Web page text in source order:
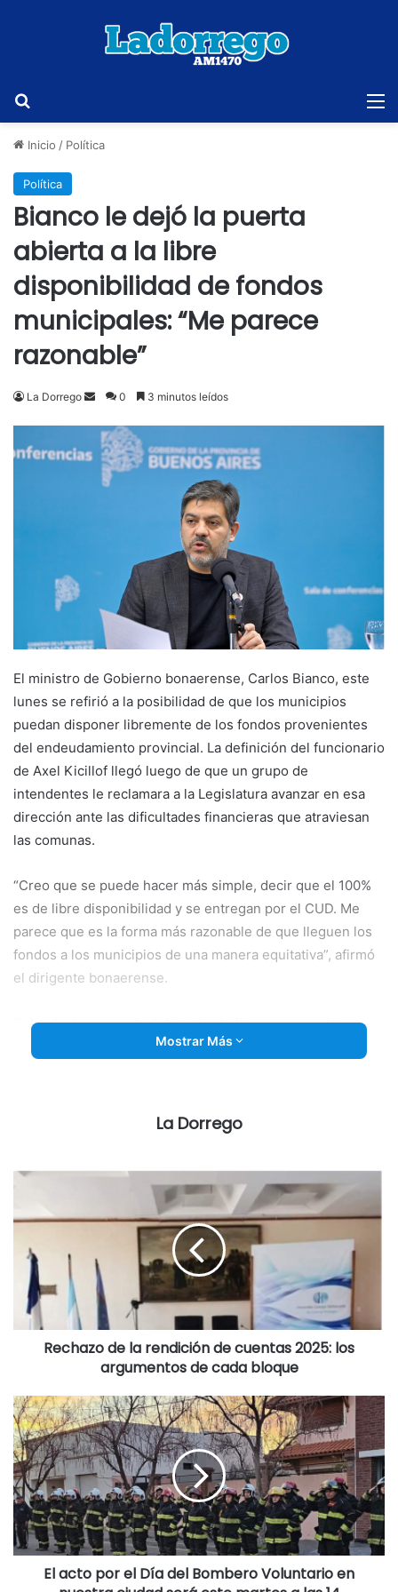
Inicio / Política
Política
Bianco le dejó la puerta
abierta a la libre
disponibilidad de fondos
municipales: “Me parece
razonable”
La Dorrego
Send
email
0 3 minutos leídos
El ministro de Gobierno bonaerense, Carlos Bianco, este
lunes se refirió a la posibilidad de que los municipios
puedan disponer libremente de los fondos provenientes
del endeudamiento provincial. La definición del funcionario
de Axel Kicillof llegó luego de que un grupo de
intendentes le reclamara a la Legislatura avanzar en esa
dirección ante las dificultades financieras que atraviesan
las comunas.
“Creo que se puede hacer más simple, decir que el 100%
es de libre disponibilidad y se entregan por el CUD. Me
parece que es la forma más razonable de que lleguen los
fondos a los municipios de una manera equitativa”, afirmó
el dirigente bonaerense.
Cabe destacar que la definición de Bianco se produjo en
medio del planteo que un puñado de jefes comunales del
provincial. Actualmente, la ley impulsada por el Ejecutivo
bonaerense a fines de 2025 establece que el 70% de esos
Coeficiente Único de Distribución (CUD) y el otro 30% en
base a programas específicos.
En ese contexto, los intendentes radicales plantearon al
titular de la cartera de Gobierno que los fondos deberían
ser utilizados según las necesidades de cada municipio. La
urgencia de los jefes comunales pasa por afrontar el pago
de salarios, el medio aguinaldo y la prestación de otros
servicios públicos, en un escenario marcado por la caída
En la sesión de la Cámara de Diputados de la semana
pasada, el titular del bloque UCR + Cambio Federal, Diego
Garciarena, logró ingresar un presentó una moción de
preferencia, que fue aprobada por unanimidad, a fin de
que la libre disponibilidad de los fondos para los
municipios sea tratada en la próxima audiencia legislativa.
Para eso, esta semana la comisión de Presupuesto e
Mostrar Más
La Dorrego
Rechazo de la rendición de cuentas 2025: los
argumentos de cada bloque
El acto por el Día del Bombero Voluntario en